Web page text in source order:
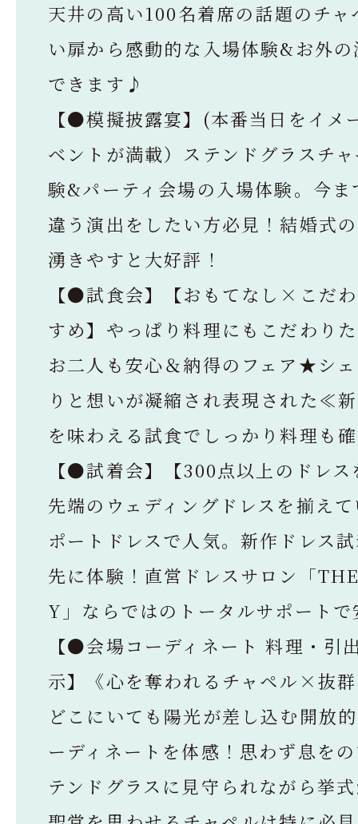
天井の高い100名着席の話題のチャ
い扉から感動的な入場体験&お外
できます♪
【●模擬披露宴】(本番当日をイメ
ベントが満載）ステンドグラスチ
験&パーティ会場の入場体験。今
違う演出をしたい方必見！結婚式
湧きやすと大好評！
【●試食会】【おもてなし×こだ
すめ】やっぱり料理にもこだわり
お二人も安心＆納得のフェア★シ
りと想いが凝縮され表現された≪
を味わえる試食でしっかり料理も
【●試着会】【300点以上のドレ
先端のウェディングドレスを揃え
ポートドレスで人気。新作ドレス
先に体験！直営ドレスサロン「
Y」ならではのトータルサポート
【●会場コーディネート 料理・引
示】《心を奪われるチャペル×抜
どこにいても陽光が差し込む開放
ーディネートを体感！思わず息を
テンドグラスに見守られながら挙